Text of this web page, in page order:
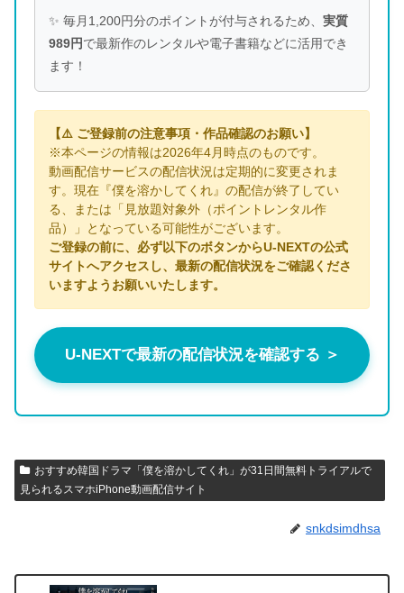
✨ 毎月1,200円分のポイントが付与されるため、 実質
989円で最新作のレンタルや電子書籍などに活用でき
ます！
【⚠️ ご登録前の注意事項・作品確認のお願い】
※本ページの情報は2026年4月時点のものです。
動画配信サービスの配信状況は定期的に変更されま
す。現在『僕を溶かしてくれ』の配信が終了してい
る、または「見放題対象外（ポイントレンタル作
品）」となっている可能性がございます。
ご登録の前に、必ず以下のボタンからU-NEXTの公式
サイトへアクセスし、最新の配信状況をご確認くださ
いますようお願いいたします。
U-NEXTで最新の配信状況を確認する ＞
おすすめ韓国ドラマ「僕を溶かしてくれ」が31日間無料トライアルで
見られるスマホiPhone動画配信サイト
snkdsimdhsa